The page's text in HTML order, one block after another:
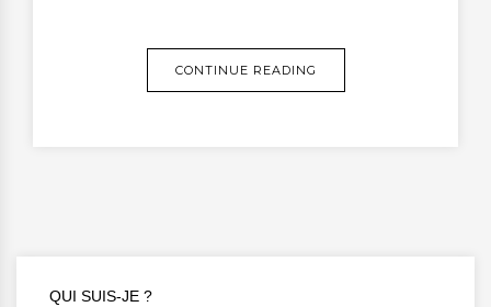
CONTINUE READING
QUI SUIS-JE ?